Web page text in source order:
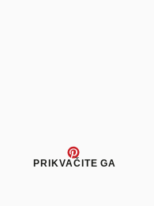
TWEETAJTEPRIKVAČITE GA